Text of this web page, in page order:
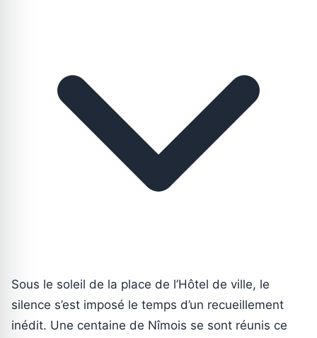
Sous le soleil de la place de l’Hôtel de ville, le
silence s’est imposé le temps d’un recueillement
inédit. Une centaine de Nîmois se sont réunis ce